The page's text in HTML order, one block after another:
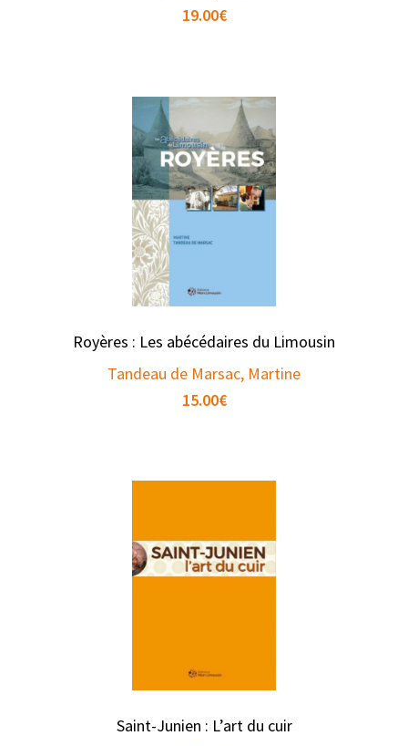
19.00€
Royères : Les abécédaires du Limousin
Tandeau de Marsac, Martine
15.00€
Saint-Junien : L’art du cuir